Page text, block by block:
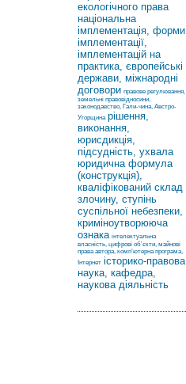
екологічного права
національна
імплементація, форми
імплементації,
імплементацій на
практика, європейські
держави, міжнародні
договори правове регулювання,
земельні правовідносини,
законодавство, Гали-чина, Австро-
Угорщина рішення,
виконання,
юрисдикція,
підсудність, ухвала
юридична формула
(конструкція),
кваліфікований склад
злочину, ступінь
суспільної небезпеки,
криміноутворююча
ознака інтелектуальна
власність, цифрові об’єкти, майнові
права автора, комп’ютерна програма,
Інтернет історико-правова
наука, кафедра,
наукова діяльність